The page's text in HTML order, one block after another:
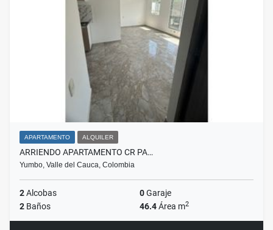
APARTAMENTO ALQUILER
ARRIENDO APARTAMENTO CR PA…
Yumbo, Valle del Cauca, Colombia
2Alcobas 0Garaje
2 Baños 46.4Área m2